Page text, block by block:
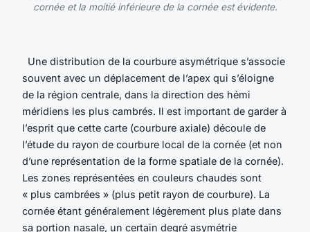
cornée et la moitié inférieure de la cornée est évidente.
Une distribution de la courbure asymétrique s’associe
souvent avec un déplacement de l’apex qui s’éloigne
de la région centrale, dans la direction des hémi
méridiens les plus cambrés. Il est important de garder à
l’esprit que cette carte (courbure axiale) découle de
l’étude du rayon de courbure local de la cornée (et non
d’une représentation de la forme spatiale de la cornée).
Les zones représentées en couleurs chaudes sont
« plus cambrées » (plus petit rayon de courbure). La
cornée étant généralement légèrement plus plate dans
sa portion nasale, un certain degré asymétrie